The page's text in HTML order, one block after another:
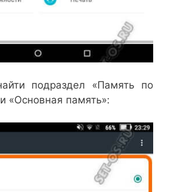
подраздел «Память по
«Основная память»: